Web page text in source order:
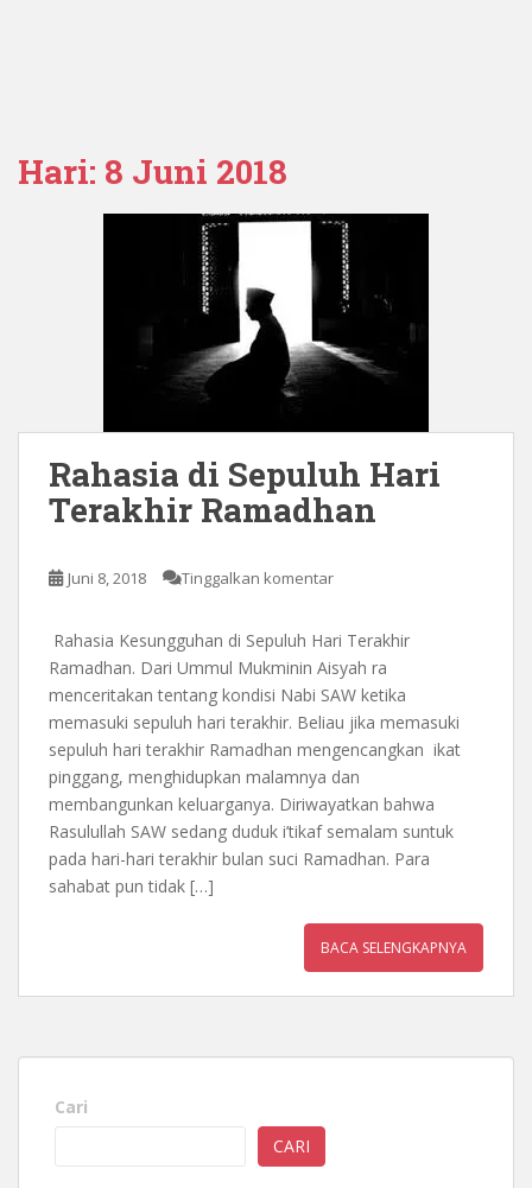
Hari: 8 Juni 2018
Rahasia di Sepuluh Hari
Terakhir Ramadhan
Juni 8, 2018 Tinggalkan komentar
Rahasia Kesungguhan di Sepuluh Hari Terakhir
Ramadhan. Dari Ummul Mukminin Aisyah ra
menceritakan tentang kondisi Nabi SAW ketika
memasuki sepuluh hari terakhir. Beliau jika memasuki
sepuluh hari terakhir Ramadhan mengencangkan ikat
pinggang, menghidupkan malamnya dan
membangunkan keluarganya. Diriwayatkan bahwa
Rasulullah SAW sedang duduk i’tikaf semalam suntuk
pada hari-hari terakhir bulan suci Ramadhan. Para
sahabat pun tidak […]
BACA SELENGKAPNYA
Cari
CARI